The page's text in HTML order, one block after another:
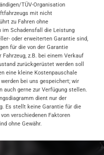
TÜV-Organisation
mit nicht
zu Fahren ohne
im Schadensfall die Leistung
oder erweiterten Garantie sind,
für die von der Garantie
Fahrzeug, z.B. bei einem Verkauf
zurückgerüstet werden soll
eine kleine Kostenpauschale
bei uns gespeichert; wir
auch gerne zur Verfügung stellen.
dient nur der
Es stellt keine Garantie für die
verschiedenen Faktoren
ohne Gewähr.